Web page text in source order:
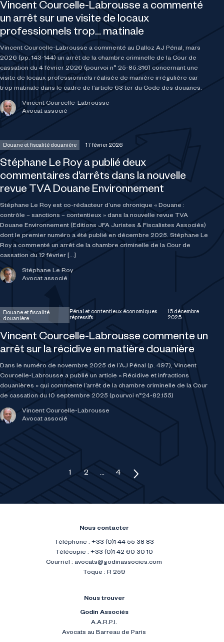
Vincent Courcelle-Labrousse a commenté
un arrêt sur une visite de locaux
professionnels trop… matinale
Vincent Courcelle-Labrousse a commenté au Dalloz AJ Pénal, mars
2026 (pp. 143-144) un arrêt de la chambre criminelle de la Cour de
cassation du 4 février 2026 (pourvoi n° 25-85.316) concernant une
visite de locaux professionnels réalisée de manière irrégulière car
trop matinale dans le cadre de l’article 63 ter du Code des douanes.
Vincent Courcelle-Labrousse
Avocat associé
Stéphane Le Roy a publié deux
commentaires d’arrêts dans la nouvelle
revue TVA Douane Environnement
Stéphane Le Roy est co-rédacteur d’une chronique « Douane :
contrôle – sanctions – contentieux » dans la nouvelle revue TVA
Douane Environnement (Editions JFA Juristes & Fiscalistes Associés)
dont le premier numéro a été publié en décembre 2025. Stéphane Le
Roy a commenté un arrêt de la chambre criminelle de la Cour de
cassation du 12 février […]
Stéphane Le Roy
Avocat associé
Douane et fiscalité douanière 17 février 2026
Vincent Courcelle-Labrousse commente un
arrêt sur la récidive en matière douanière
Dans le numéro de novembre 2025 de l’AJ Pénal (p. 497), Vincent
Courcelle-Labrousse a publié un article « Récidive et infractions
douanières » qui commente l’arrêt de la chambre criminelle de la Cour
de cassation du 10 septembre 2025 (pourvoi n°24-82.155)
Vincent Courcelle-Labrousse
Avocat associé
Douane et fiscalité
douanière
Pénal et contentieux économiques
répressifs
15 décembre
2025
Pagination des publications
1 2 … 4
Nous contacter
Téléphone : +33 (0)1 44 55 38 83
Télécopie : +33 (0)1 42 60 30 10
Courriel : avocats@godinassocies.com
Toque : R 259
Nous trouver
Godin Associés
A.A.R.P.I.
Avocats au Barreau de Paris